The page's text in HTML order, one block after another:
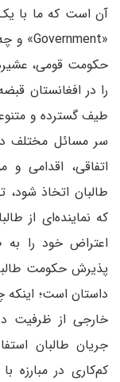
آن است که ما با
حکومت قومی،
را در افغانستان
طیف گسترده و
سر مسائل مختلف
اتفاقی، اقدامی
طالبان اتخاذ شود،
که نماینده‌ای از
اعتراض خود را به
پذیرش حکومت
داستان است؛
خارجی از ظرفیت در
جریان طالبان
کم‌کاری در مبارزه